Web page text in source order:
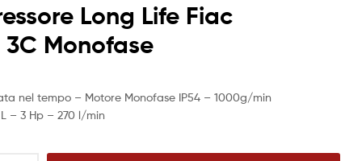
Long Life Fiac
3C Monofase
nel tempo – Motore Monofase IP54 – 1000g/min
– 3 Hp – 270 l/min